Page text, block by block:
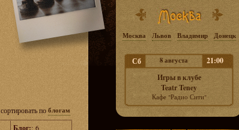
сортировать поблогам
Блог:: 6
Москва Львов Владимир Донецк
Сб 8 августа
21:00
Игры в клубе
Teatr Teney
Кафе "Радио Сити"